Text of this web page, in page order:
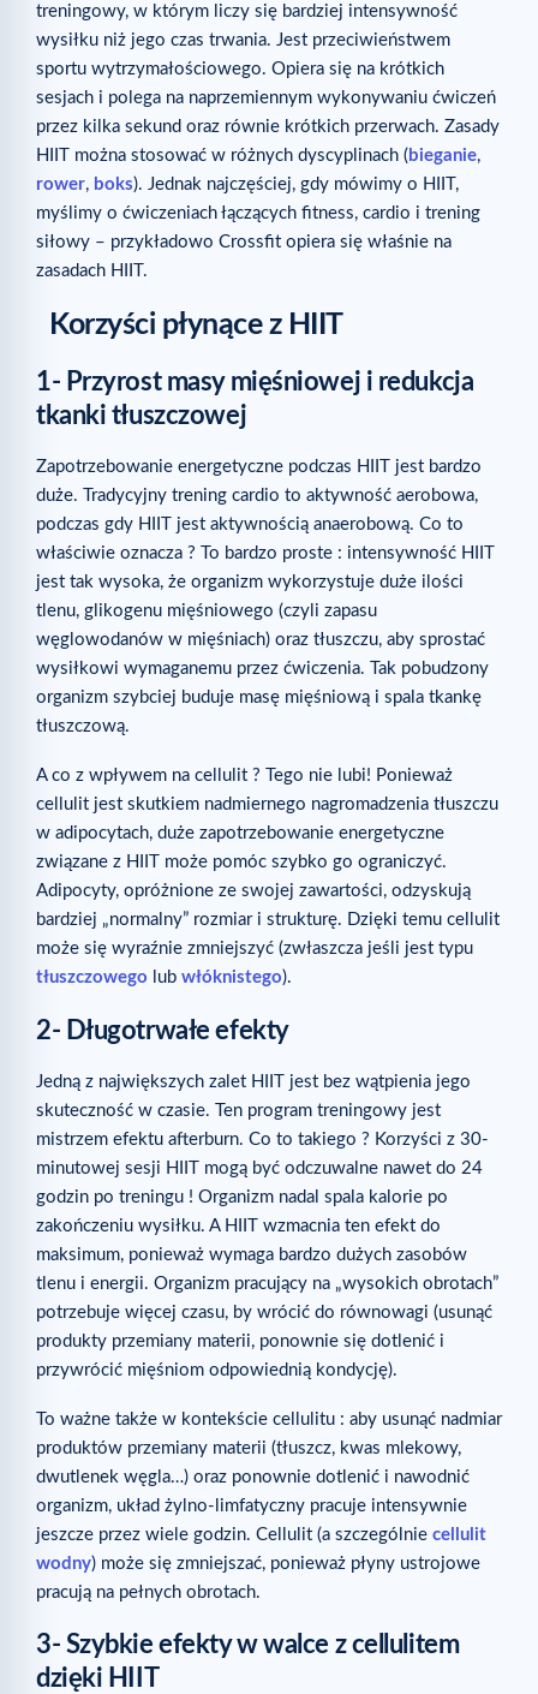
treningowy, w którym liczy się bardziej intensywność
wysiłku niż jego czas trwania. Jest przeciwieństwem
sportu wytrzymałościowego. Opiera się na krótkich
sesjach i polega na naprzemiennym wykonywaniu ćwiczeń
przez kilka sekund oraz równie krótkich przerwach. Zasady
HIIT można stosować w różnych dyscyplinach ( bieganie,
rower, boks). Jednak najczęściej, gdy mówimy o HIIT,
myślimy o ćwiczeniach łączących fitness, cardio i trening
siłowy – przykładowo Crossfit opiera się właśnie na
zasadach HIIT.
Korzyści płynące z HIIT
1- Przyrost masy mięśniowej i redukcja
tkanki tłuszczowej
Zapotrzebowanie energetyczne podczas HIIT jest bardzo
duże. Tradycyjny trening cardio to aktywność aerobowa,
podczas gdy HIIT jest aktywnością anaerobową. Co to
właściwie oznacza ? To bardzo proste : intensywność HIIT
jest tak wysoka, że organizm wykorzystuje duże ilości
tlenu, glikogenu mięśniowego (czyli zapasu
węglowodanów w mięśniach) oraz tłuszczu, aby sprostać
wysiłkowi wymaganemu przez ćwiczenia. Tak pobudzony
organizm szybciej buduje masę mięśniową i spala tkankę
tłuszczową.
A co z wpływem na cellulit ? Tego nie lubi! Ponieważ
cellulit jest skutkiem nadmiernego nagromadzenia tłuszczu
w adipocytach, duże zapotrzebowanie energetyczne
związane z HIIT może pomóc szybko go ograniczyć.
Adipocyty, opróżnione ze swojej zawartości, odzyskują
bardziej „normalny” rozmiar i strukturę. Dzięki temu cellulit
może się wyraźnie zmniejszyć (zwłaszcza jeśli jest typu
tłuszczowego lub włóknistego).
2- Długotrwałe efekty
Jedną z największych zalet HIIT jest bez wątpienia jego
skuteczność w czasie. Ten program treningowy jest
mistrzem efektu afterburn. Co to takiego ? Korzyści z 30-
minutowej sesji HIIT mogą być odczuwalne nawet do 24
godzin po treningu ! Organizm nadal spala kalorie po
zakończeniu wysiłku. A HIIT wzmacnia ten efekt do
maksimum, ponieważ wymaga bardzo dużych zasobów
tlenu i energii. Organizm pracujący na „wysokich obrotach”
potrzebuje więcej czasu, by wrócić do równowagi (usunąć
produkty przemiany materii, ponownie się dotlenić i
przywrócić mięśniom odpowiednią kondycję).
To ważne także w kontekście cellulitu : aby usunąć nadmiar
produktów przemiany materii (tłuszcz, kwas mlekowy,
dwutlenek węgla…) oraz ponownie dotlenić i nawodnić
organizm, układ żylno-limfatyczny pracuje intensywnie
jeszcze przez wiele godzin. Cellulit (a szczególnie cellulit
wodny) może się zmniejszać, ponieważ płyny ustrojowe
pracują na pełnych obrotach.
3- Szybkie efekty w walce z cellulitem
dzięki HIIT